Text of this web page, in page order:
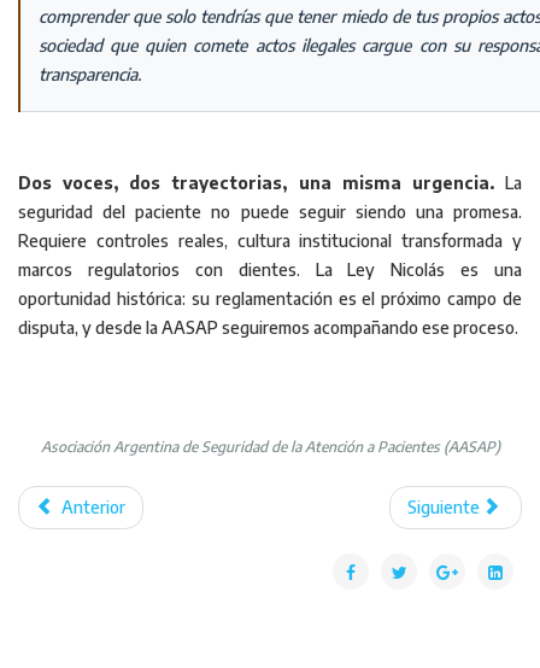
comprender que solo tendrías que tener miedo de tus propios
sociedad que quien comete actos ilegales cargue con su
transparencia.
Dos voces, dos trayectorias, una misma urgencia. La
seguridad del paciente no puede seguir siendo una promesa.
Requiere controles reales, cultura institucional transformada y
marcos regulatorios con dientes. La Ley Nicolás es una
oportunidad histórica: su reglamentación es el próximo campo de
disputa, y desde la AASAP seguiremos acompañando ese proceso.
Asociación Argentina de Seguridad de la Atención a Pacientes (AASAP)
Anterior Siguiente